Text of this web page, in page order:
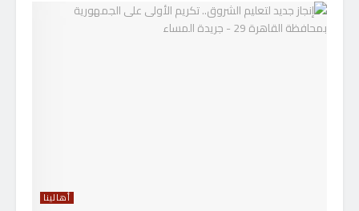
أهالينا